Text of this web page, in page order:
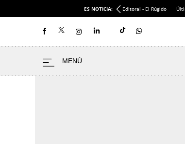
ES NOTICIA: Editoral - El Rúgido